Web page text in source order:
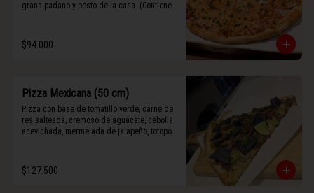
grana padano y pesto de la casa. (Contiene
$94.000
Pizza Mexicana (50 cm)
Pizza con base de tomatillo verde, carne de
res salteada, cremoso de aguacate, cebolla
acevichada, mermelada de jalapeño, totopos
$127.500